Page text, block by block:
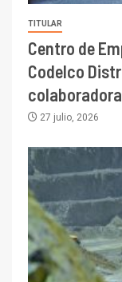
TITULAR
Centro de
Codelco
27 julio, 2026